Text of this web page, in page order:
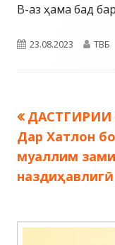
В-аз ҳама бад
Опубликовано
23.08.2023 ТВБ
Навигация
по
записям
запись:
ДАСТГИРИИ
Дар Хатлон
муаллим
Содержимое